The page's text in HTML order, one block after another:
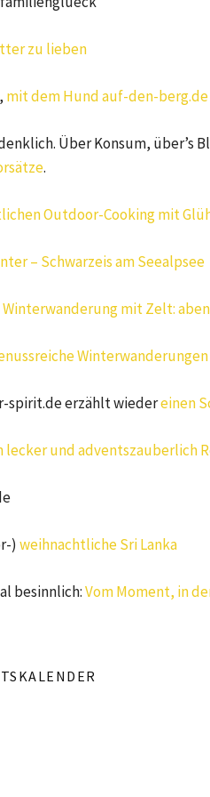
zu lieben
mit dem Hund auf-den-berg.de
Über Konsum, über’s
.
Outdoor-Cooking mit
– Schwarzeis am Seealpsee
Winterwanderung mit Zelt:
Winterwanderungen
spirit.de erzählt wiedereinen
lecker und adventszauberlich
) weihnachtliche Sri Lanka
besinnlich:Vom Moment, in